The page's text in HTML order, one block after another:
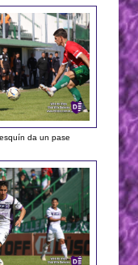
da un pase